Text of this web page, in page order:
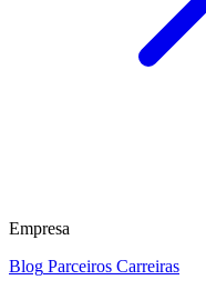
Empresa
Blog Parceiros Carreiras